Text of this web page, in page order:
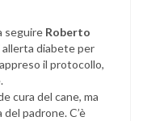
seguire Roberto
diabete per
il protocollo,
cura del cane, ma
padrone. C’è